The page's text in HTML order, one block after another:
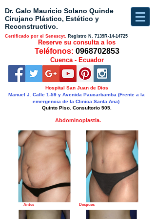
Dr. Galo Mauricio Solano Quinde
Cirujano Plástico, Estético y
Reconstructivo.
Certificado por el Senescyt. Registro N. 7139R-14-14725
Reserve su consulta a los
Teléfonos: 0968702853
Cuenca - Ecuador
Hospital San Juan de Dios
Manuel J. Calle 1-59 y Avenida Paucarbamba (Frente a la
emergencia de la Clinica Santa Ana)
Quinto Piso. Consultorio 505.
Abdominoplastia.
Antes Despues